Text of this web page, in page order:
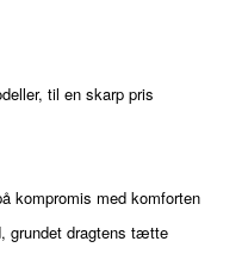
til en skarp pris
kompromis med komforten
grundet dragtens tætte